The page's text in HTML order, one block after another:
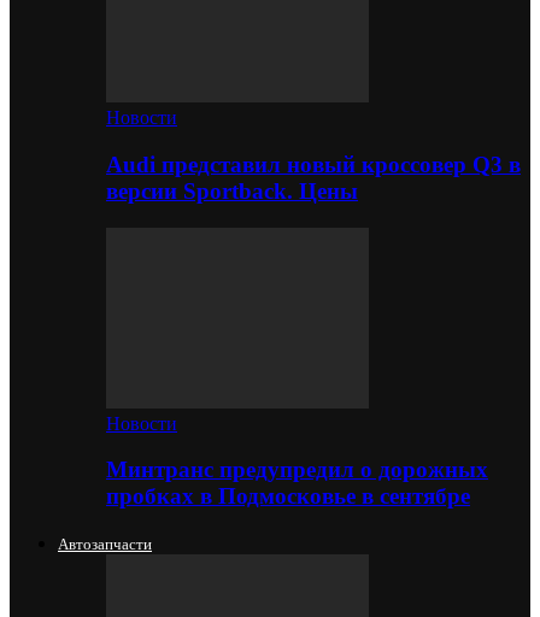
Новости
Audi представил новый кроссовер Q3 в
версии Sportback. Цены
Новости
Минтранс предупредил о дорожных
пробках в Подмосковье в сентябре
Автозапчасти